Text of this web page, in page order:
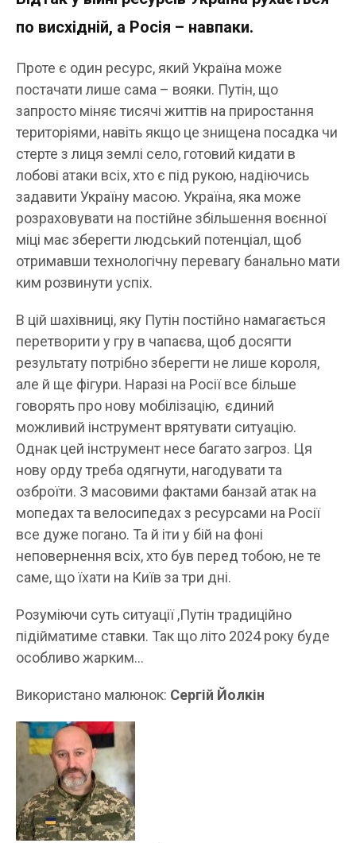
по висхідній, а Росія – навпаки.
Проте є один ресурс, який Україна може
постачати лише сама – вояки. Путін, що
запросто міняє тисячі життів на приростання
територіями, навіть якщо це знищена посадка чи
стерте з лиця землі село, готовий кидати в
лобові атаки всіх, хто є під рукою, надіючись
задавити Україну масою. Україна, яка може
розраховувати на постійне збільшення воєнної
міці має зберегти людський потенціал, щоб
отримавши технологічну перевагу банально мати
ким розвинути успіх.
В цій шахівниці, яку Путін постійно намагається
перетворити у гру в чапаєва, щоб досягти
результату потрібно зберегти не лише короля,
але й ще фігури. Наразі на Росії все більше
говорять про нову мобілізацію, єдиний
можливий інструмент врятувати ситуацію.
Однак цей інструмент несе багато загроз. Ця
нову орду треба одягнути, нагодувати та
озброїти. З масовими фактами банзай атак на
мопедах та велосипедах з ресурсами на Росії
все дуже погано. Та й іти у бій на фоні
неповернення всіх, хто був перед тобою, не те
саме, що їхати на Київ за три дні.
Розуміючи суть ситуації ,Путін традиційно
підійматиме ставки. Так що літо 2024 року буде
особливо жарким…
Використано малюнок: Сергій Йолкін